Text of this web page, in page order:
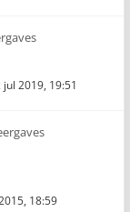
jul 2019, 19:51
18:59